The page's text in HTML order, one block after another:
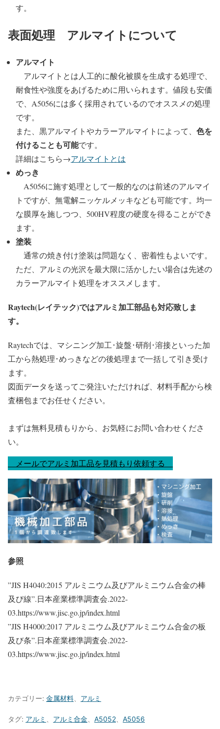
す。
表面処理 アルマイトについて
アルマイト
アルマイトとは人工的に酸化被膜を生成する処理で、
耐食性や強度をあげるために用いられます。値段も安価
で、A5056には多く採用されているのでオススメの処理
です。
また、黒アルマイトやカラーアルマイトによって、 色を
付けることも可能です。
詳細はこちら→アルマイトとは
めっき
A5056に施す処理として一般的なのは前述のアルマイ
トですが、無電解ニッケルメッキなども可能です。均一
な膜厚を施しつつ、500HV程度の硬度を得ることができ
ます。
塗装
通常の焼き付け塗装は問題なく、密着性もよいです。
ただ、アルミの光沢を最大限に活かしたい場合は先述の
カラーアルマイト処理をオススメします。
Raytech(レイテック)ではアルミ加工部品も対応致しま
す。
Raytechでは、マシニング加工･旋盤･研削･溶接といった加
工から熱処理･めっきなどの後処理まで一括して引き受け
ます。
図面データを送ってご発注いただければ、材料手配から検
査梱包までお任せください。
まずは無料見積もりから、お気軽にお問い合わせくださ
い。
メールでアルミ加工品を見積もり依頼する
参照
”JIS H4040:2015 アルミニウム及びアルミニウム合金の棒
及び線”.日本産業標準調査会.2022-
03.https://www.jisc.go.jp/index.html
”JIS H4000:2017 アルミニウム及びアルミニウム合金の板
及び条”.日本産業標準調査会.2022-
03.https://www.jisc.go.jp/index.html
カテゴリー: 金属材料 アルミ
タグ: アルミ アルミ合金 A5052 A5056